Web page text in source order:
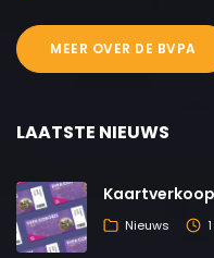
MEER OVER DE BVPA
LAATSTE NIEUWS
Nieuws